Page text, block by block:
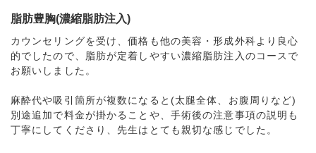
脂肪豊胸(濃縮脂肪注入)
カウンセリングを受け、価格も他の美容・形成外科より良心
的でしたので、脂肪が定着しやすい濃縮脂肪注入のコースで
お願いしました。
麻酔代や吸引箇所が複数になると(太腿全体、お腹周りなど)
別途追加で料金が掛かることや、手術後の注意事項の説明も
丁寧にしてくださり、先生はとても親切な感じでした。